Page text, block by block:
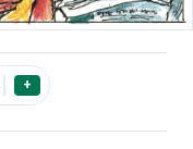
+